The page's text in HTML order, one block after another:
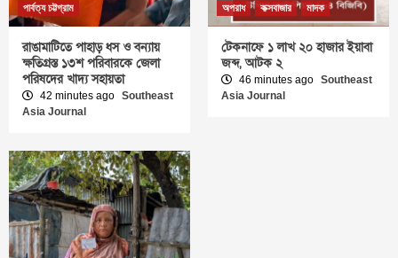
পার্বত্য চট্টগ্রাম
রাঙামাটিতে পাহাড় ধস ও বন্যায়
ক্ষতিগ্রস্ত ১৩শ পরিবারকে জেলা
পরিষদের খাদ্য সহায়তা
42 minutes ago Southeast
Asia Journal
অপরাধ কক্সবাজার মাদক
টেকনাফে ১ লাখ ২০ হাজার ইয়াবা
জব্দ, আটক ২
46 minutes ago Southeast
Asia Journal